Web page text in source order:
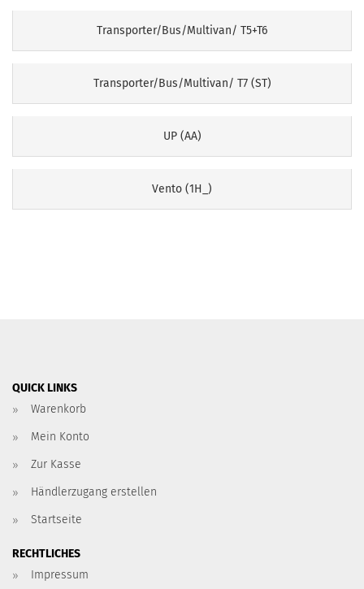
Transporter/Bus/Multivan/ T5+T6
Transporter/Bus/Multivan/ T7 (ST)
UP (AA)
Vento (1H_)
QUICK LINKS
Warenkorb
Mein Konto
Zur Kasse
Händlerzugang erstellen
Startseite
RECHTLICHES
Impressum